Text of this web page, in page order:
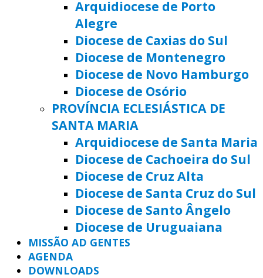
Arquidiocese de Porto
Alegre
Diocese de Caxias do Sul
Diocese de Montenegro
Diocese de Novo Hamburgo
Diocese de Osório
PROVÍNCIA ECLESIÁSTICA DE
SANTA MARIA
Arquidiocese de Santa Maria
Diocese de Cachoeira do Sul
Diocese de Cruz Alta
Diocese de Santa Cruz do Sul
Diocese de Santo Ângelo
Diocese de Uruguaiana
MISSÃO AD GENTES
AGENDA
DOWNLOADS